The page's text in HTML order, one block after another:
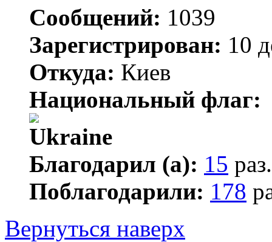
Сообщений: 1039
Зарегистрирован: 10
Откуда: Киев
Национальный флаг:
Благодарил (а): 15 раз.
Поблагодарили: 178
Вернуться наверх